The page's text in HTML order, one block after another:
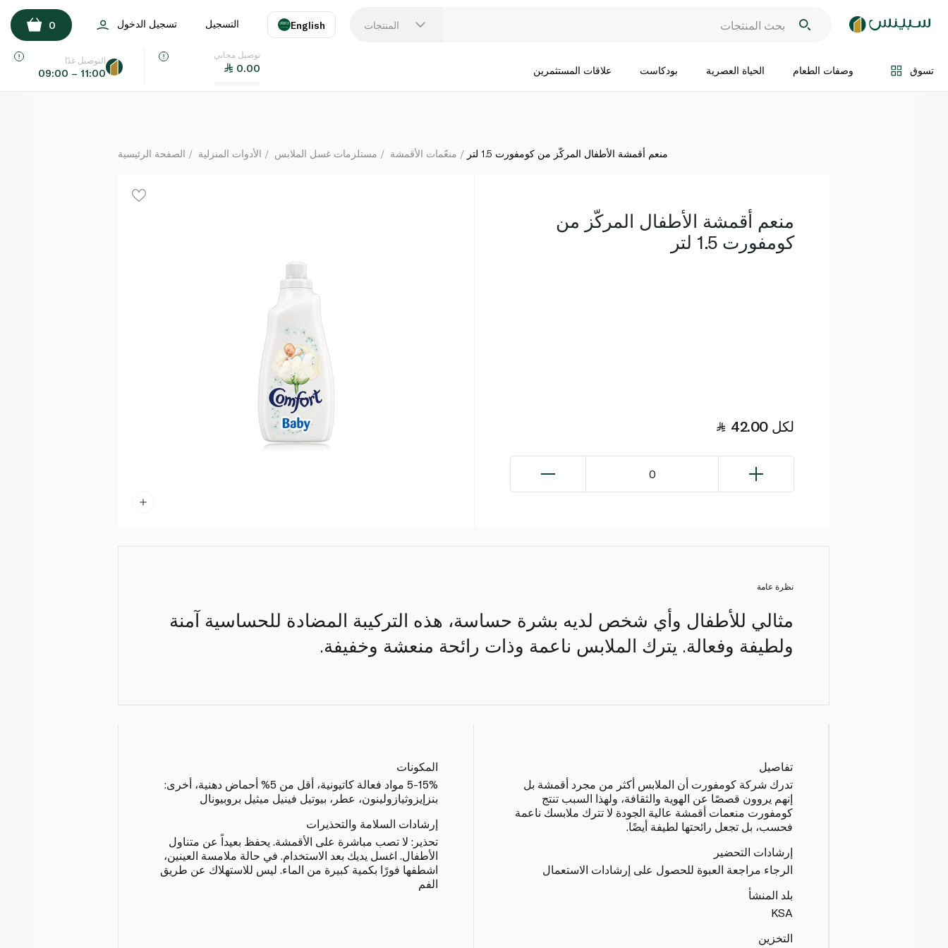
المنتجات English
اللغة
التسجيل تسجيل الدخول 0
تسوق وصفات الطعام الحياة العصرية بودكاست علاقات المستثمرين
توصيل مجاني
0.00
التوصيل غدًا
09:00 – 11:00
منعم أقمشة الأطفال المركّز من كومفورت 1.5 لتر
اضف الى السلة
الصفحة الرئيسية الأدوات المنزلية مستلزمات غسل الملابس منعّمات الأقمشة منعم أقمشة الأطفال المركّز من كومفورت 1.5 لتر
منعم أقمشة الأطفال المركّز من
كومفورت 1.5 لتر
42.00 لكل
0
نظرة عامة
مثالي للأطفال وأي شخص لديه بشرة حساسة، هذه التركيبة المضادة للحساسية آمنة
ولطيفة وفعالة. يترك الملابس ناعمة وذات رائحة منعشة وخفيفة.
تفاصيل
تدرك شركة كومفورت أن الملابس أكثر من مجرد أقمشة بل
إنهم يروون قصصًا عن الهوية والثقافة، ولهذا السبب تنتج
كومفورت منعمات أقمشة عالية الجودة لا تترك ملابسك ناعمة
فحسب، بل تجعل رائحتها لطيفة أيضًا.
إرشادات التحضير
الرجاء مراجعة العبوة للحصول على إرشادات الاستعمال
بلد المنشأ
KSA
التخزين
المكونات
5-15% مواد فعالة كاتيونية، أقل من 5% أحماض دهنية، أخرى:
بنزإيزوثيازولينون، عطر، بيوتيل فينيل ميثيل بروبيونال
إرشادات السلامة والتحذيرات
تحذير: لا تصب مباشرة على الأقمشة. يحفظ بعيداً عن متناول
الأطفال. اغسل يديك بعد الاستخدام. في حالة ملامسة العينين،
اشطفها فورًا بكمية كبيرة من الماء. ليس للاستهلاك عن طريق
الفم